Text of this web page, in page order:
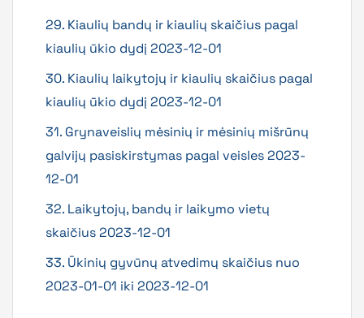
29. Kiaulių bandų ir kiaulių skaičius pagal
kiaulių ūkio dydį 2023-12-01
30. Kiaulių laikytojų ir kiaulių skaičius pagal
kiaulių ūkio dydį 2023-12-01
31. Grynaveislių mėsinių ir mėsinių mišrūnų
galvijų pasiskirstymas pagal veisles 2023-
12-01
32. Laikytojų, bandų ir laikymo vietų
skaičius 2023-12-01
33. Ūkinių gyvūnų atvedimų skaičius nuo
2023-01-01 iki 2023-12-01